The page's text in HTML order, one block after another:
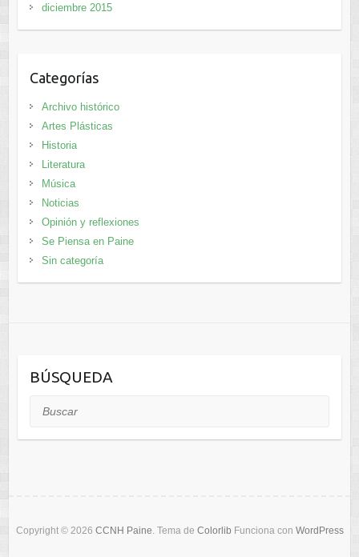
diciembre 2015
Categorías
Archivo histórico
Artes Plásticas
Historia
Literatura
Música
Noticias
Opinión y reflexiones
Se Piensa en Paine
Sin categoría
BÚSQUEDA
Buscar
Copyright © 2026 CCNH Paine . Tema de Colorlib Funciona con WordPress